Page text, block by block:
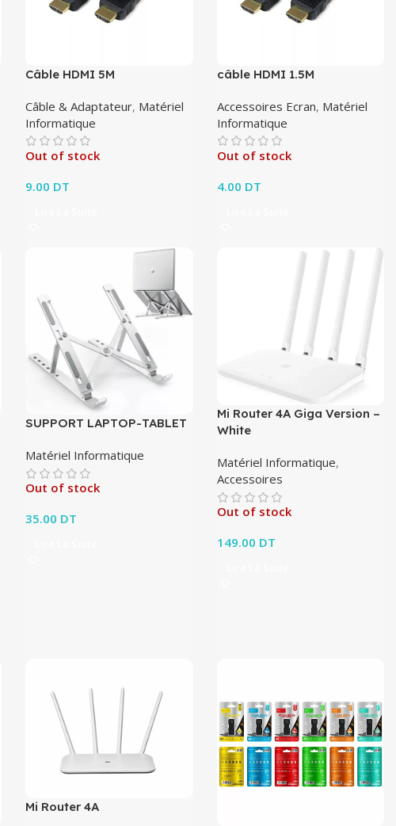
Câble HDMI 5M
Câble & Adaptateur, Matériel
Informatique
Out of stock
9.00 DT
câble HDMI 1.5M
Accessoires Ecran, Matériel
Informatique
Out of stock
4.00 DT
SUPPORT LAPTOP-TABLET
Matériel Informatique
Out of stock
35.00 DT
Mi Router 4A Giga Version –
White
Matériel Informatique,
Accessoires
Out of stock
149.00 DT
Mi Router 4A